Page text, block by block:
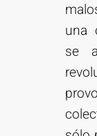
una
se